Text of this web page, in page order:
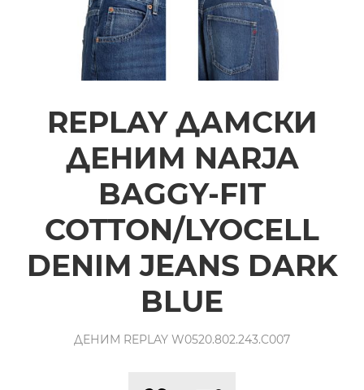
REPLAY ДАМСКИ
ДЕНИМ NARJA
BAGGY-FIT
COTTON/LYOCELL
DENIM JEANS DARK
BLUE
ДЕНИМ REPLAY W0520.802.243.C007